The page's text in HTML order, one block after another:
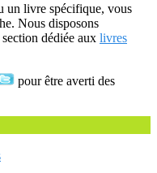
un livre spécifique, vous
Nous disposons
dédiée aux livres
pour être averti des